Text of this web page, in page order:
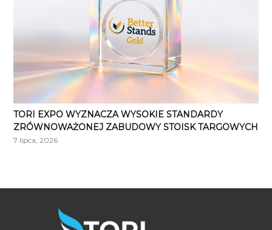
TORI EXPO WYZNACZA WYSOKIE STANDARDY
ZRÓWNOWAŻONEJ ZABUDOWY STOISK TARGOWYCH
7 lipca, 2026